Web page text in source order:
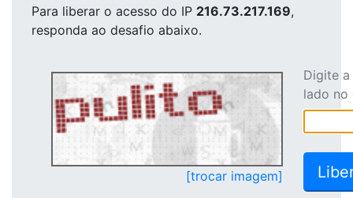
Para liberar o acesso do IP 216.73.217.169,
responda ao desafio abaixo.
[trocar imagem]
Digite
lado no